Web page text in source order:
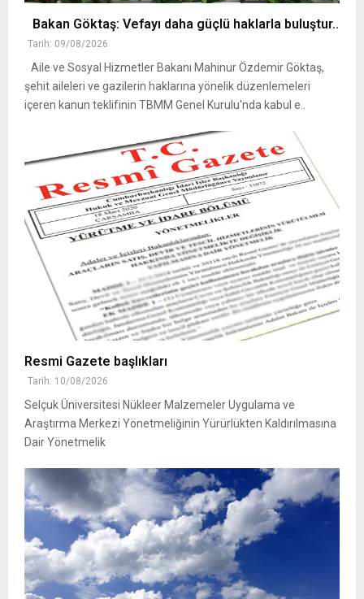
Bakan Göktaş: Vefayı daha güçlü haklarla buluştur..
Tarih: 09/08/2026
Aile ve Sosyal Hizmetler Bakanı Mahinur Özdemir Göktaş,
şehit aileleri ve gazilerin haklarına yönelik düzenlemeleri
içeren kanun teklifinin TBMM Genel Kurulu'nda kabul e..
Resmi Gazete başlıkları
Tarih: 10/08/2026
Selçuk Üniversitesi Nükleer Malzemeler Uygulama ve
Araştırma Merkezi Yönetmeliğinin Yürürlükten Kaldırılmasına
Dair Yönetmelik